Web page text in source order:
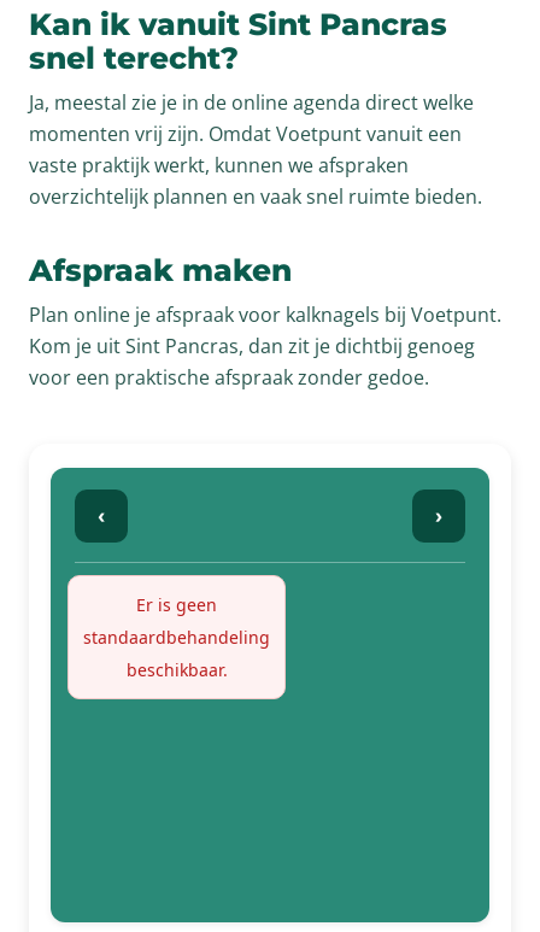
Kan ik vanuit Sint Pancras
snel terecht?
Ja, meestal zie je in de online agenda direct welke
momenten vrij zijn. Omdat Voetpunt vanuit een
vaste praktijk werkt, kunnen we afspraken
overzichtelijk plannen en vaak snel ruimte bieden.
Afspraak maken
Plan online je afspraak voor kalknagels bij Voetpunt.
Kom je uit Sint Pancras, dan zit je dichtbij genoeg
voor een praktische afspraak zonder gedoe.
‹ ›
Er is geen
standaardbehandeling
beschikbaar.